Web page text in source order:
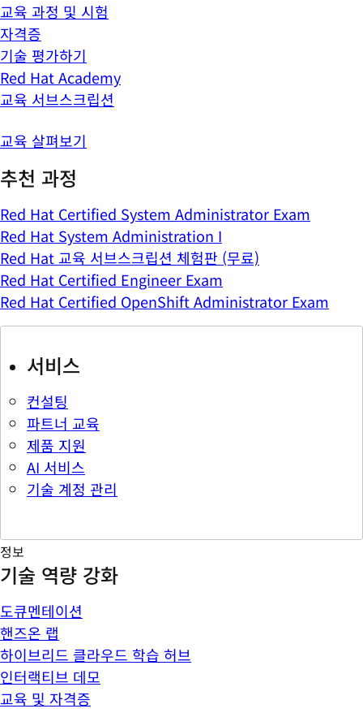
교육 과정 및 시험
자격증
기술 평가하기
Red Hat Academy
교육 서브스크립션
교육 살펴보기
추천 과정
Red Hat Certified System Administrator Exam
Red Hat System Administration I
Red Hat 교육 서브스크립션 체험판 (무료)
Red Hat Certified Engineer Exam
Red Hat Certified OpenShift Administrator Exam
서비스
컨설팅
파트너 교육
제품 지원
AI 서비스
기술 계정 관리
정보
기술 역량 강화
도큐멘테이션
핸즈온 랩
하이브리드 클라우드 학습 허브
인터랙티브 데모
교육 및 자격증